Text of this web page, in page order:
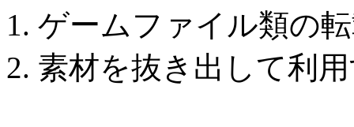
1. ゲームファイル類の
2. 素材を抜き出して利